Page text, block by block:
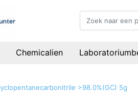
Chemicalien
>98.0%(GC) 5g